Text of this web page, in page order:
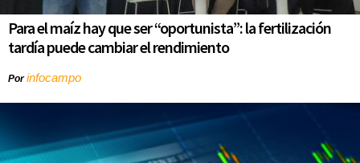
Para el maíz hay que ser “oportunista”: la fertilización
tardía puede cambiar el rendimiento
Porinfocampo